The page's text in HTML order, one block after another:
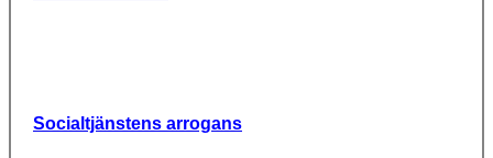
Socialtjänstens arrogans